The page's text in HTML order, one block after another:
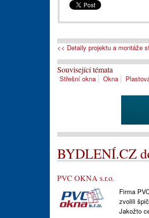
<< Detaily projektu a montáže
Související témata
Střešní okna Okna
BYDLENÍ.CZ
PVC OKNA s.r.o.
Firma
zvolili
Jakožto